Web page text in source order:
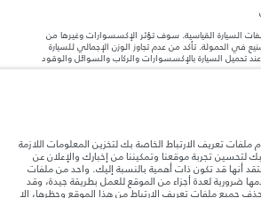
السيارة القياسية. سوف تؤثر الإكسسوارات وغيرها من
في الحمولة. تأكد من عدم تجاوز الوزن الإجمالي للسيارة
تحميل السيارة بالإكسسوارات والركاب والسوائل والوقود
والألوان المذكورة على هذا الموقع قد تختلف من بلد إلى
مسبق. الرجاء التواصل مع وكيلنا المحلي للتأكد من توفّرها
إن النقص العالمي في أشباه الموصلات يؤثر حاليًا
الخيارات وتوقيتات التصاميم. هذا ظرف ديناميكي
الصور المستخدَمة ضمن موقع الويب حاليًا المواصفات الحالية
والحلية ومجموعات الألوان. يرجى استشارة وكيلك الذي
ملفات تعريف الارتباط الخاصة بك لتخزين المعلومات اللازمة
لتحسين تجربة موقعنا وتمكيننا من إخبارك والإعلان عن
أنها قد تكون ذات أهمية بالنسبة إليك. واحد من ملفات
ضرورية لعدة أجزاء من الموقع للعمل بطريقة جيدة، وقد
جميع ملفات تعريف الارتباط من هذا الموقع وحظرها، إلا